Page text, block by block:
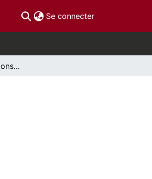
Se connecter(current)
Campaign Contributions over CEOs' Careers